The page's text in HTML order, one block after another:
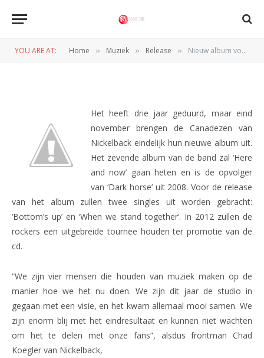
YOU ARE AT: Home » Muziek » Release » Nieuw album voor Nickelback
Het heeft drie jaar geduurd, maar eind
november brengen de Canadezen van
Nickelback eindelijk hun nieuwe album uit.
Het zevende album van de band zal ‘Here
and now’ gaan heten en is de opvolger
van ‘Dark horse’ uit 2008. Voor de release
van het album zullen twee singles uit worden gebracht:
‘Bottom’s up’ en ‘When we stand together’. In 2012 zullen de
rockers een uitgebreide tournee houden ter promotie van de
cd.
“We zijn vier mensen die houden van muziek maken op de
manier hoe we het nu doen. We zijn dit jaar de studio in
gegaan met een visie, en het kwam allemaal mooi samen. We
zijn enorm blij met het eindresultaat en kunnen niet wachten
om het te delen met onze fans”, alsdus frontman Chad
Koegler van Nickelback,